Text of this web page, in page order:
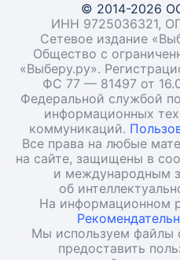
© 2014-2026
ИНН 9725036321,
Сетевое издание
Общество с
«Выберу.ру».
ФС 77 — 81497 от
Федеральной службой
информационных
коммуникаций.
Все права на любые
на сайте, защищены в
и международным
об
На информационном
Мы используем файлы
предоставить